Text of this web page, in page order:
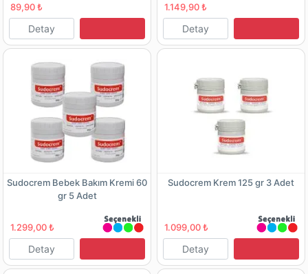
89,90 ₺
Detay
1.149,90 ₺
Detay
Sudocrem Bebek Bakım Kremi 60
gr 5 Adet
1.299,00 ₺
Detay
Sudocrem Krem 125 gr 3 Adet
1.099,00 ₺
Detay